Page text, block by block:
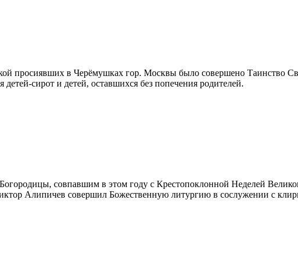
просиявших в Черёмушках гор. Москвы было совершено Таинство
сирот и детей, оставшихся без попечения родителей.
совпавшим в этом году с Крестопоклонной Неделей
Алипичев совершил Божественную литургию в сослужении с